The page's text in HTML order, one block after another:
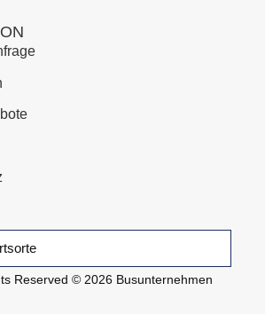
Reserved © 2026 Busunternehmen